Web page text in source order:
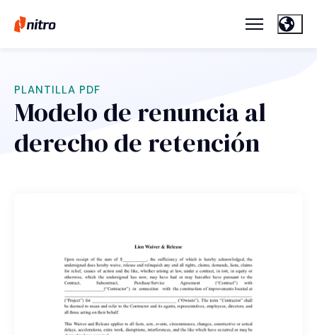
PLANTILLA PDF
Modelo de renuncia al
derecho de retención